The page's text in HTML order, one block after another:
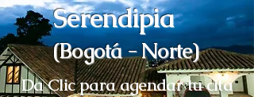
Serendipia
(Bogotá - Norte)
Da Clic para agendar tu cita